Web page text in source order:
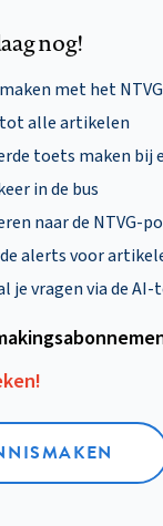
nog!
met het NTVG
alle artikelen
toets maken
in de bus
naar de NTVG-
alerts voor
je vragen via de AI-